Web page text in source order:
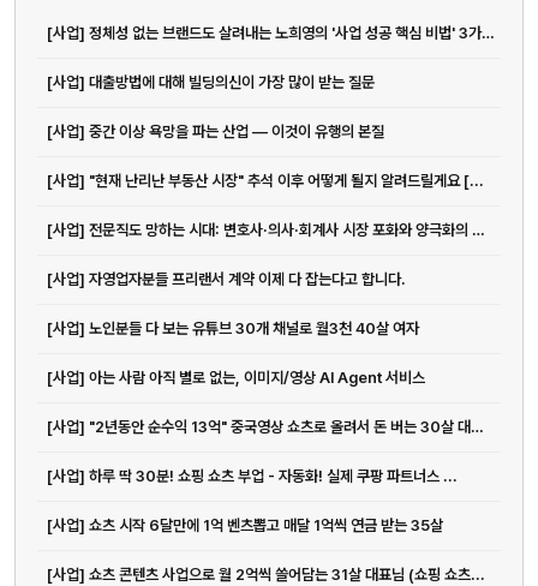
[사업] 정체성 없는 브랜드도 살려내는 노희영의 '사업 성공 핵심 비법' 3가지 (컨설팅)
[사업] 대출방법에 대해 빌딩의신이 가장 많이 받는 질문
[사업] 중간 이상 욕망을 파는 산업 ― 이것이 유행의 본질
[사업] "현재 난리난 부동산 시장" 추석 이후 어떻게 될지 알려드릴게요 [...
[사업] 전문직도 망하는 시대: 변호사·의사·회계사 시장 포화와 양극화의 진짜 이유
[사업] 자영업자분들 프리랜서 계약 이제 다 잡는다고 합니다.
[사업] 노인분들 다 보는 유튜브 30개 채널로 월3천 40살 여자
[사업] 아는 사람 아직 별로 없는, 이미지/영상 AI Agent 서비스
[사업] "2년동안 순수익 13억" 중국영상 쇼츠로 올려서 돈 버는 30살 대표님
[사업] 하루 딱 30분! 쇼핑 쇼츠 부업 - 자동화! 실제 쿠팡 파트너스 ...
[사업] 쇼츠 시작 6달만에 1억 벤츠뽑고 매달 1억씩 연금 받는 35살
[사업] 쇼츠 콘텐츠 사업으로 월 2억씩 쓸어담는 31살 대표님 (쇼핑 쇼츠...